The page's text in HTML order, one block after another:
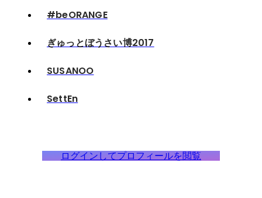
#beORANGE
ぎゅっとぼうさい博2017
SUSANOO
SettEn
ログインしてプロフィールを閲覧